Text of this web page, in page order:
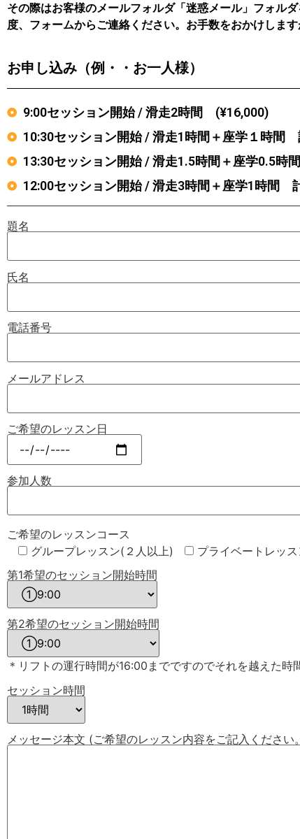
その際はお客様のメールフォルダ「迷惑メール」フォル
度、フォームからご連絡ください。お手数をおかけします
お申し込み（例・・お一人様）
9:00セッション開始 / 滑走2時間 (¥16,000)
10:30セッション開始 / 滑走1時間＋座学１時
13:30セッション開始 / 滑走1.5時間＋座学0.5
12:00セッション開始 / 滑走3時間＋座学1時間
題名
氏名
電話番号
メールアドレス
ご希望のレッスン日
参加人数
ご希望のレッスンコース
グループレッスン(２人以上)
プライベートレッス
第1希望のセッション開始時間
第2希望のセッション開始時間
＊リフトの運行時間が16:00までですのでそれを越えた
セッション時間
メッセージ本文 (ご希望のレッスン内容をご記入ください